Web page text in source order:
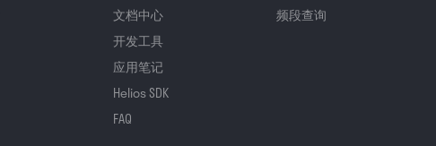
文档中心
开发工具
应用笔记
Helios SDK
FAQ
频段查询